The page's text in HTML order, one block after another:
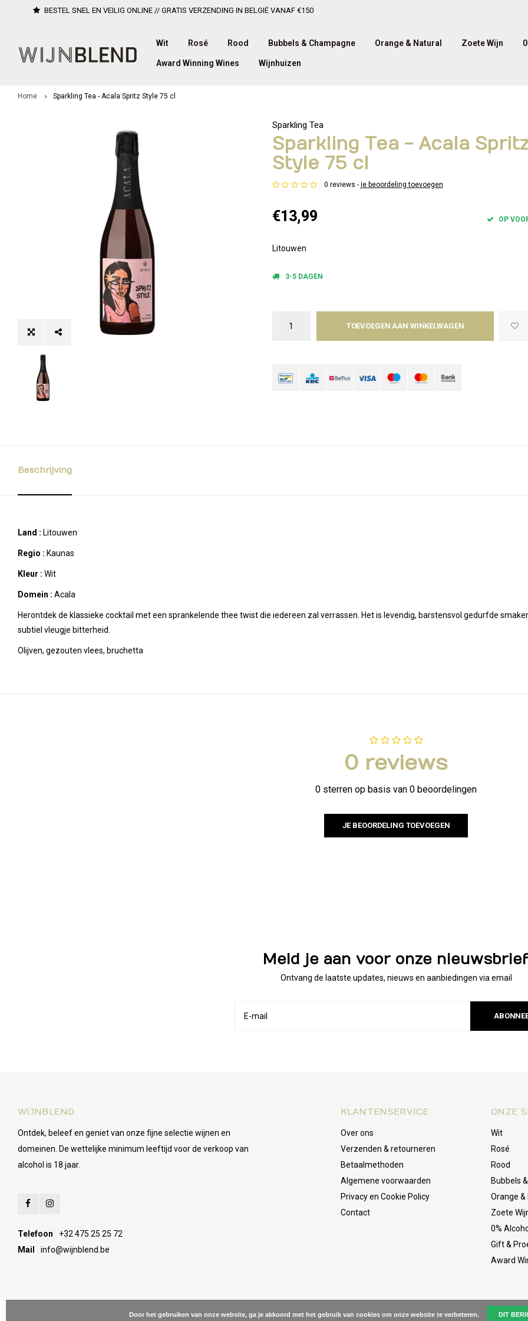
BESTEL SNEL EN VEILIG ONLINE // GRATIS VERZENDING IN BELGIË VANAF €150
Wit Rosé Rood Bubbels & Champagne Orange & Natural Zoete Wijn
Award Winning Wines Wijnhuizen
Home Sparkling Tea - Acala Spritz Style 75 cl
Sparkling Tea
Sparkling Tea - Acala
Style 75 cl
0 reviews - je beoordeling toevoegen
€13,99 OP
Litouwen
3-5 DAGEN
TOEVOEGEN AAN WINKELWAGEN
Beschrijving
Land : Litouwen
Regio : Kaunas
Kleur : Wit
Domein : Acala
Herontdek de klassieke cocktail met een sprankelende thee twist die iedereen zal verrassen. Het is levendig, barstensvol gedurfde
subtiel vleugje bitterheid.
Olijven, gezouten vlees, bruchetta
0 reviews
0 sterren op basis van 0 beoordelingen
JE BEOORDELING TOEVOEGEN
Meld je aan voor onze
Ontvang de laatste updates, nieuws en aanbiedingen via email
WIJNBLEND
Ontdek, beleef en geniet van onze fijne selectie wijnen en
domeinen. De wettelijke minimum leeftijd voor de verkoop van
alcohol is 18 jaar.
Telefoon
+32 475 25 25 72
Mail
info@wijnblend.be
KLANTENSERVICE
Over ons
Verzenden & retourneren
Betaalmethoden
Algemene voorwaarden
Privacy en Cookie Policy
Contact
ONZE
Wit
Rosé
Rood
Bubbels
Orange &
Zoete
0%
Gift &
Award
© Copyright 2026 Wijnblend - Powered byLightspeed- Theme byShopmonkey
Door het gebruiken van onze website, ga je akkoord met het gebruik van cookies om onze website te verbeteren. DIT